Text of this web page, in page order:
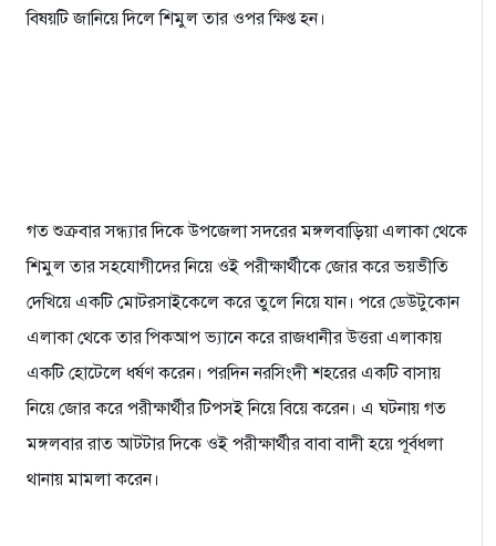
বিষয়টি জানিয়ে দিলে শিমুল তার ওপর ক্ষিপ্ত হন।
গত শুক্রবার সন্ধ্যার দিকে উপজেলা সদরের মঙ্গলবাড়িয়া এলাকা থেকে
শিমুল তার সহযোগীদের নিয়ে ওই পরীক্ষার্থীকে জোর করে ভয়ভীতি
দেখিয়ে একটি মোটরসাইকেলে করে তুলে নিয়ে যান। পরে ডেউটুকোন
এলাকা থেকে তার পিকআপ ভ্যানে করে রাজধানীর উত্তরা এলাকায়
একটি হোটেলে ধর্ষণ করেন। পরদিন নরসিংদী শহরের একটি বাসায়
নিয়ে জোর করে পরীক্ষার্থীর টিপসই নিয়ে বিয়ে করেন। এ ঘটনায় গত
মঙ্গলবার রাত আটটার দিকে ওই পরীক্ষার্থীর বাবা বাদী হয়ে পূর্বধলা
থানায় মামলা করেন।